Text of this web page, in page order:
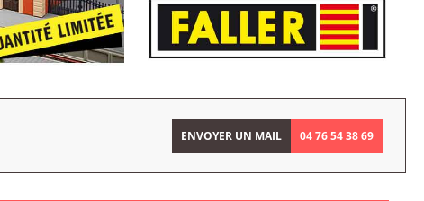
ENVOYER UN MAIL 04 76 54 38 69